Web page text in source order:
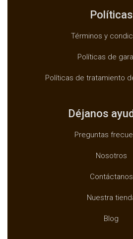
Políticas
Términos y
Políticas de
Políticas de tratamiento
Déjanos
Preguntas
Nosotros
Contáctanos
Nuestra
Blog